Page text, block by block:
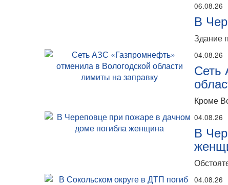
06.08.26
В
Здание
04.08.26
Сеть
Кроме
04.08.26
В
04.08.26